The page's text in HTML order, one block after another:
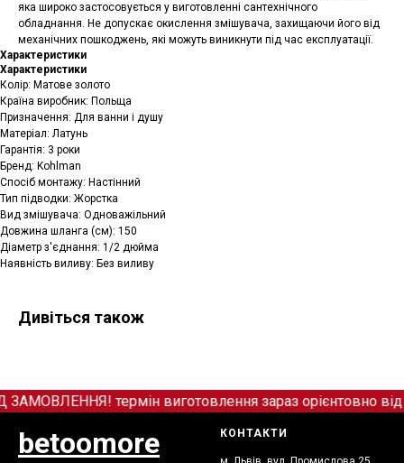
яка широко застосовується у виготовленні сантехнічного
обладнання. Не допускає окислення змішувача, захищаючи його від
механічних пошкоджень, які можуть виникнути під час експлуатації.
Характеристики
Характеристики
Колір: Матове золото
Країна виробник: Польща
Призначення: Для ванни і душу
Матеріал: Латунь
Гарантія: 3 роки
Бренд: Kohlman
Спосіб монтажу: Настінний
Тип підводки: Жорстка
Вид змішувача: Одноважільний
Довжина шланга (см): 150
Діаметр з'єднання: 1/2 дюйма
Наявність виливу: Без виливу
Дивіться також
термін виготовлення зараз орієнтовно від
betoomore КОНТАКТИ